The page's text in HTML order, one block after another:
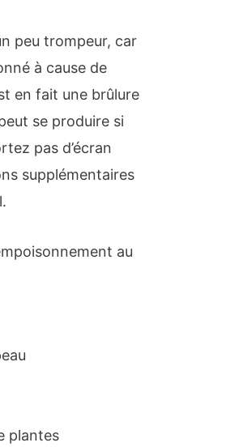
peu trompeur, car
à cause de
en fait une brûlure
se produire si
pas d’écran
supplémentaires
au
plantes